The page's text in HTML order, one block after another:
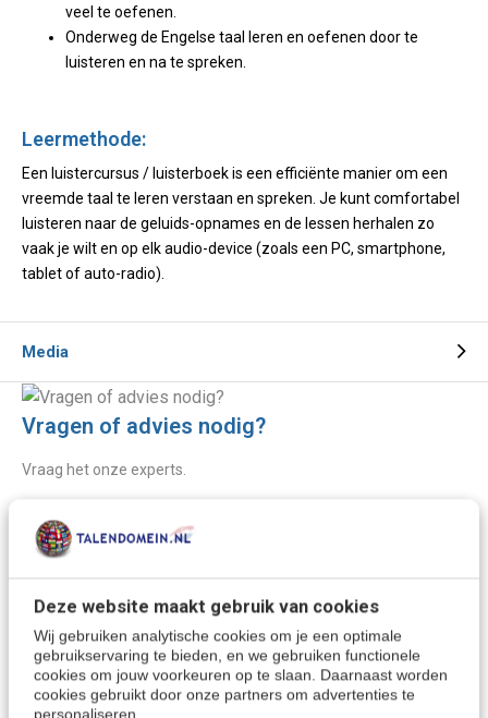
Deze website maakt gebruik van cookies
Wij gebruiken analytische cookies om je een optimale
gebruikservaring te bieden, en we gebruiken functionele
cookies om jouw voorkeuren op te slaan. Daarnaast worden
cookies gebruikt door onze partners om advertenties te
personaliseren.
veel te oefenen.
Onderweg de Engelse taal leren en oefenen door te
luisteren en na te spreken.
Leermethode:
Een luistercursus / luisterboek is een efficiënte manier om een
vreemde taal te leren verstaan en spreken. Je kunt comfortabel
luisteren naar de geluids-opnames en de lessen herhalen zo
vaak je wilt en op elk audio-device (zoals een PC, smartphone,
tablet of auto-radio).
Media
Vragen of advies nodig?
Vraag het onze experts.
Neem contact op
Offerte aanvragen
Wellicht ook interessant: